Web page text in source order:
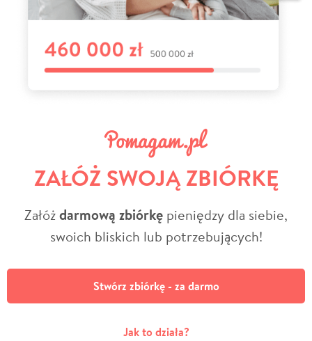
ZAŁÓŻ SWOJĄ ZBIÓRKĘ
Załóżdarmową zbiórkę pieniędzy dla siebie,
swoich bliskich lub potrzebujących!
Stwórz zbiórkę - za darmo
Jak to działa?